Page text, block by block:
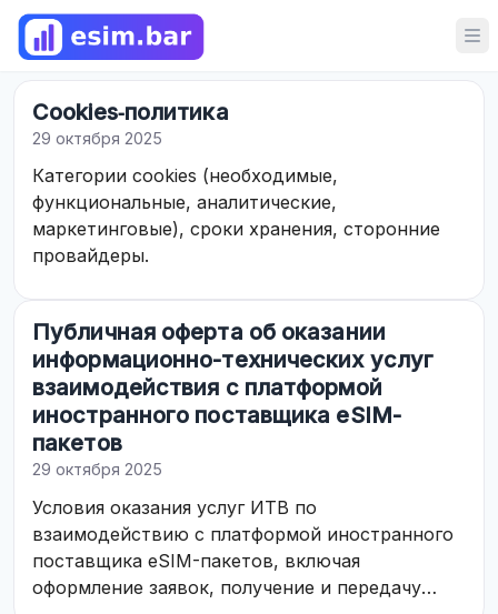
Cookies‑политика
29 октября 2025
Категории cookies (необходимые,
функциональные, аналитические,
маркетинговые), сроки хранения, сторонние
провайдеры.
Публичная оферта об оказании
информационно-технических услуг
взаимодействия с платформой
иностранного поставщика eSIM-
пакетов
29 октября 2025
Условия оказания услуг ИТВ по
взаимодействию с платформой иностранного
поставщика eSIM-пакетов, включая
оформление заявок, получение и передачу